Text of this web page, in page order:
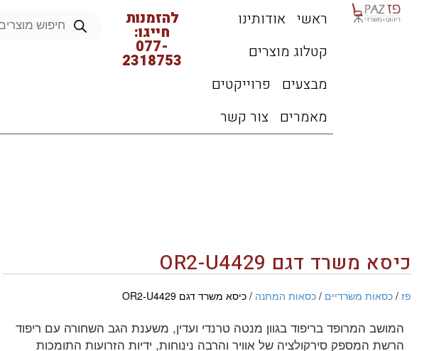
ראשי אודותינו
קטלוג מוצרים
מבצעים
פרוייקטים
מאמרים צור קשר
להזמנות
חייגו:
077-
2318753
כיסא משרד דגם OR2-U4429
פז / כסאות משרדיים / כסאות המתנה / כיסא משרד דגם OR2-U4429
המושב המרופד בריפוד בגוון מנטה טרנדי ועדין, משענת הגב השחורה עם ריפוד
הרשת המספק סירקולציה של אוויר והרבה נינוחות, ידיות הזרועות התומכות